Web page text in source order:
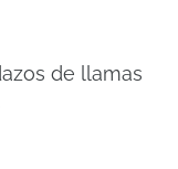
de llamas